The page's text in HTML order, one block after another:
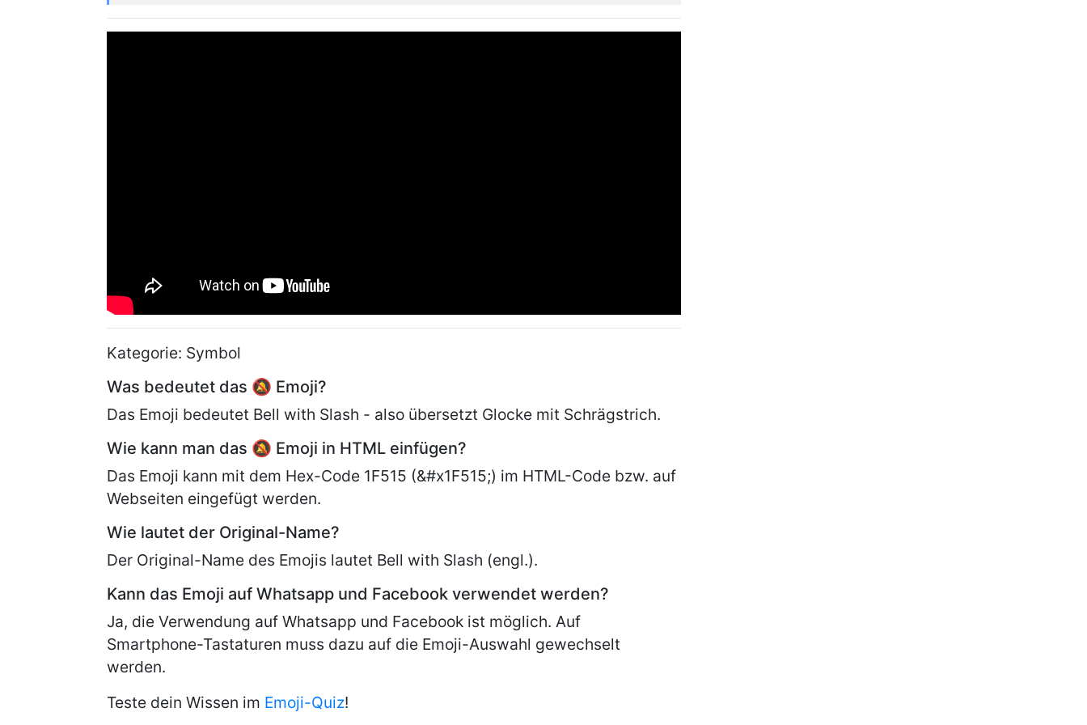
Kategorie: Symbol
Was bedeutet das 🔕 Emoji?
Das Emoji bedeutet Bell with Slash - also übersetzt Glocke mit Schrägstrich.
Wie kann man das 🔕 Emoji in HTML einfügen?
Das Emoji kann mit dem Hex-Code 1F515 (&#x1F515;) im HTML-Code bzw. auf
Webseiten eingefügt werden.
Wie lautet der Original-Name?
Der Original-Name des Emojis lautet Bell with Slash (engl.).
Kann das Emoji auf Whatsapp und Facebook verwendet werden?
Ja, die Verwendung auf Whatsapp und Facebook ist möglich. Auf
Smartphone-Tastaturen muss dazu auf die Emoji-Auswahl gewechselt
werden.
Teste dein Wissen im Emoji-Quiz!